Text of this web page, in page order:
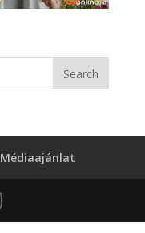
Médiaajánlat